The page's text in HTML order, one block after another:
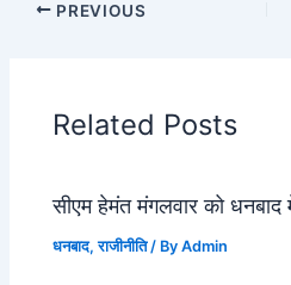
PREVIOUS
Related Posts
सीएम हेमंत मंगलवार को धनबाद
धनबाद,राजीनीति/ ByAdmin